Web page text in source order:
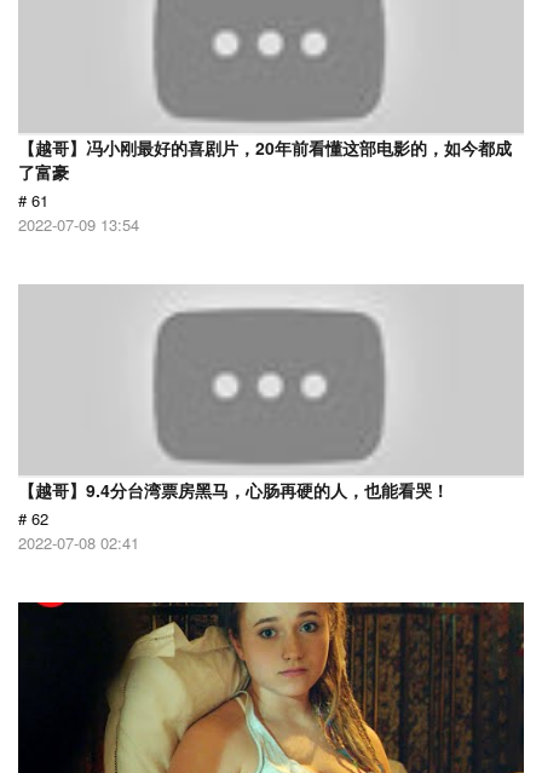
【越哥】冯小刚最好的喜剧片，20年前看懂这部电影的，如今都成
了富豪
# 61
2022-07-09 13:54
【越哥】9.4分台湾票房黑马，心肠再硬的人，也能看哭！
# 62
2022-07-08 02:41